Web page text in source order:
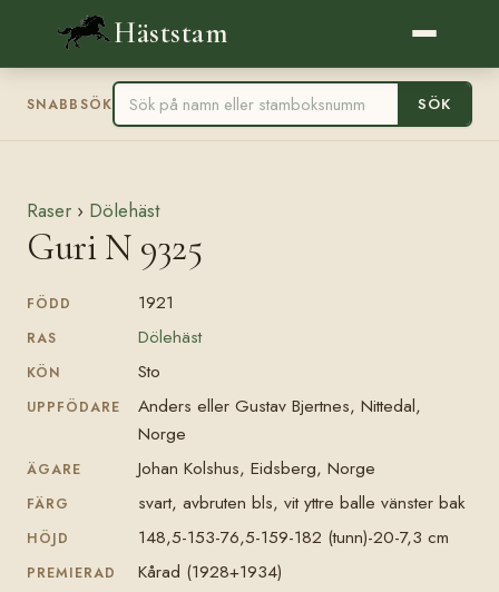
Häststam
SNABBSÖK SÖK
Raser › Dölehäst
Guri N 9325
FÖDD 1921
RAS Dölehäst
KÖN Sto
UPPFÖDARE
Anders eller Gustav Bjertnes, Nittedal,
Norge
ÄGARE Johan Kolshus, Eidsberg, Norge
FÄRG svart, avbruten bls, vit yttre balle vänster bak
HÖJD 148,5-153-76,5-159-182 (tunn)-20-7,3 cm
PREMIERAD Kårad (1928+1934)